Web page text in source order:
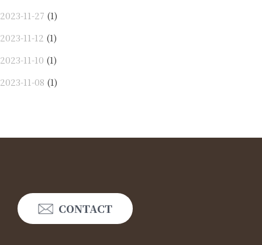
2023-11-27 (1)
2023-11-12 (1)
2023-11-10 (1)
2023-11-08 (1)
CONTACT